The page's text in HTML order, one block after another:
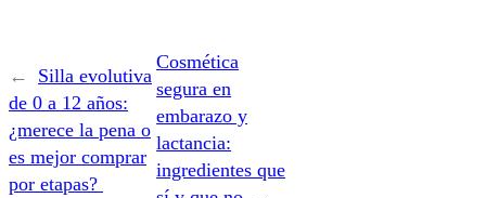
←
Silla evolutiva
de 0 a 12 años:
¿merece la pena o
es mejor comprar
por etapas?
Cosmética
segura en
embarazo y
lactancia:
ingredientes que